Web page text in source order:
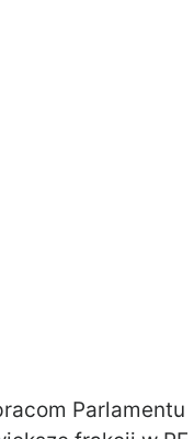
Parlamentu